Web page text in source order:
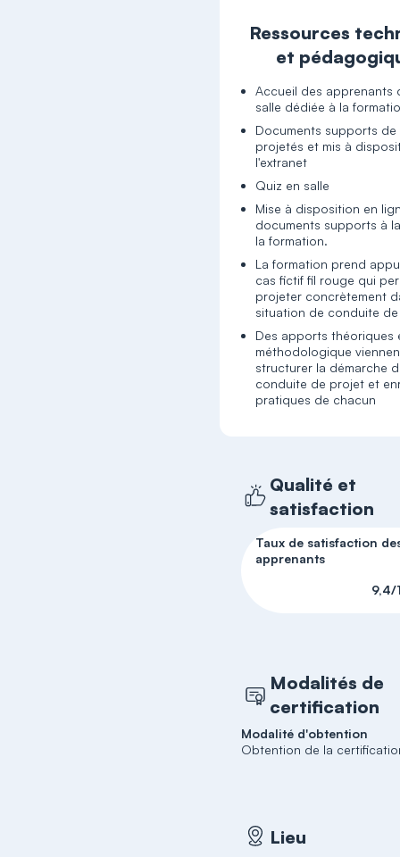
Ressources
et
Accueil des apprenants
salle dédiée à la
Documents supports
projetés et mis à
l'extranet
Quiz en salle
Mise à disposition en
documents supports à
la formation.
La formation prend
cas fictif fil rouge qui
projeter concrètement
situation de conduite
Des apports théoriques
méthodologique
structurer la démarche
conduite de projet et
pratiques de chacun
Qualité et
satisfaction
Taux de satisfaction
apprenants
9,4/
Modalités de
certification
Modalité d'obtention
Obtention de la
Lieu